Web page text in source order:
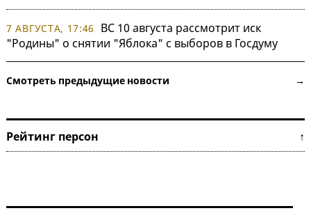
7 АВГУСТА, 17:46
ВС 10 августа рассмотрит иск
"Родины" о снятии "Яблока" с выборов в Госдуму
Смотреть предыдущие новости →
Рейтинг персон ↑